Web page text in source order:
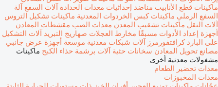
ماكينات قطع الأنابيب مناضد إحداثيات معدات الحدادة آلات السفع آلة
السفع الرملي ماكينات كبس الخردوات المعدنية ماكينات تشكيل التروس
آلات النقل ماكينات تشقيب المعدن معدات الصب مقشطات المعادن
أجهزة إعداد الأدوات مسبقًا مخارط العجلات صهاريج التبريد آلات التشكيل
على البارد كرافتفورمرز آلات شبكات معدنية موسعة أجهزة عرض جانبي
مصانع تحويل المعادن سخانات حثية آلات برشمة حذاء الكبح ماكينات
مشغولات معدنية أخرى
معدات تحضير الطعام
معدات المخبوزات